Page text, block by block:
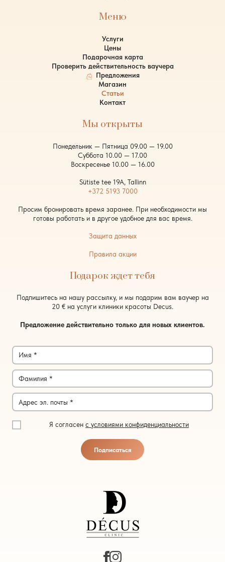
Меню
Услуги
Цены
Подарочная карта
Проверить действительность ваучера
Предложения
Магазин
Статьи
Контакт
Мы открыты
Понедельник — Пятница 09.00 — 19.00
Суббота 10.00 — 17.00
Воскресенье 10.00 — 16.00
Sütiste tee 19A, Tallinn
+372 5193 7000
Просим бронировать время заранее. При необходимости мы
готовы работать и в другое удобное для вас время.
Защита данных
Правила акции
Подарок ждет тебя
Подпишитесь на нашу рассылку, и мы подарим вам ваучер на
20 € на услуги клиники красоты Decus.
Предложение действительно только для новых клиентов.
Я согласенс условиями конфиденциальности
Подписаться